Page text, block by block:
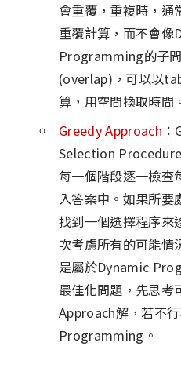
會重覆，重複時，通
重覆計算，而不會像
Programming的子
(overlap)，可以以
算，用空間換取時間
Greedy Approach
Selection
每一個階段逐一檢查
入答案中。如果所要
找到一個選擇程序來
次考慮所有的可能情
是屬於Dynamic
最佳化問題，先思考
Approach解，若不
Programming。